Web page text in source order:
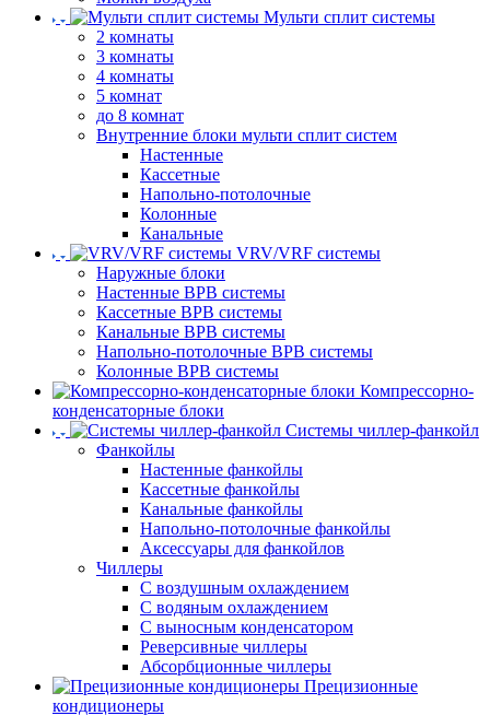
Мульти сплит системы
2 комнаты
3 комнаты
4 комнаты
5 комнат
до 8 комнат
Внутренние блоки мульти сплит систем
Настенные
Кассетные
Напольно-потолочные
Колонные
Канальные
VRV/VRF системы
Наружные блоки
Настенные ВРВ системы
Кассетные ВРВ системы
Канальные ВРВ системы
Напольно-потолочные ВРВ системы
Колонные ВРВ системы
Компрессорно-
конденсаторные блоки
Системы чиллер-фанкойл
Фанкойлы
Настенные фанкойлы
Кассетные фанкойлы
Канальные фанкойлы
Напольно-потолочные фанкойлы
Аксессуары для фанкойлов
Чиллеры
С воздушным охлаждением
С водяным охлаждением
С выносным конденсатором
Реверсивные чиллеры
Абсорбционные чиллеры
Прецизионные
кондиционеры